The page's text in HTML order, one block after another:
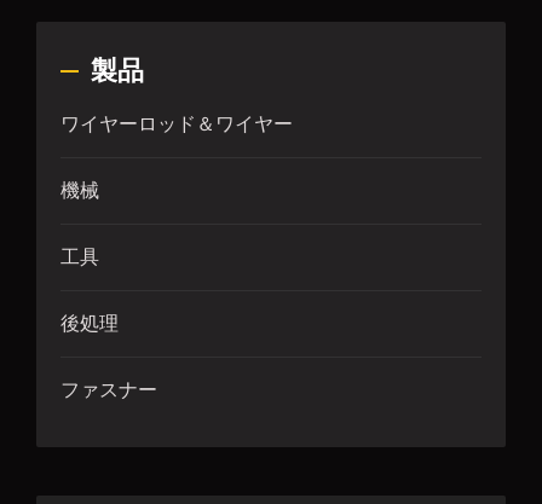
製品
ワイヤーロッド＆ワイヤー
機械
工具
後処理
ファスナー